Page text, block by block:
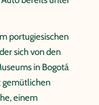
portugiesischen
sich von den
in Bogotá
gemütlichen
einem